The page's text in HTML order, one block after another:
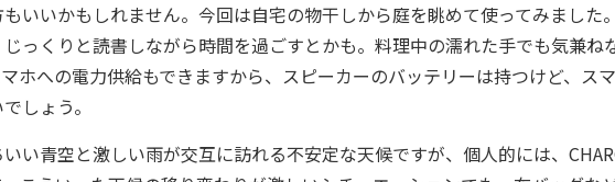
いいかもしれません。今回は自宅の物干しから庭を眺めて使ってみました
っくりと読書しながら時間を過ごすとかも。料理中の濡れた手でも気兼ね
ホへの電力供給もできますから、スピーカーのバッテリーは持つけど、ス
しょう。
い青空と激しい雨が交互に訪れる不安定な天候ですが、個人的には、